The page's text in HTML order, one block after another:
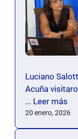
Luciano
Acuña
... Leer más
20 enero, 2026